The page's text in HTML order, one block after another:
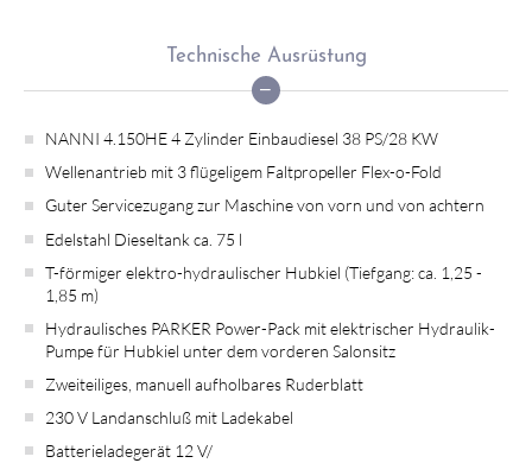
Technische Ausrüstung
NANNI 4.150HE 4 Zylinder Einbaudiesel 38 PS/28 KW
Wellenantrieb mit 3 flügeligem Faltpropeller Flex-o-Fold
Guter Servicezugang zur Maschine von vorn und von achtern
Edelstahl Dieseltank ca. 75 l
T-förmiger elektro-hydraulischer Hubkiel (Tiefgang: ca. 1,25 -
1,85 m)
Hydraulisches PARKER Power-Pack mit elektrischer Hydraulik-
Pumpe für Hubkiel unter dem vorderen Salonsitz
Zweiteiliges, manuell aufholbares Ruderblatt
230 V Landanschluß mit Ladekabel
Batterieladegerät 12 V/